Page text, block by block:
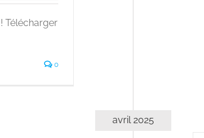
Télécharger
0
avril 2025